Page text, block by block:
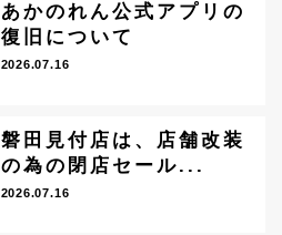
あかのれん公式アプリの
復旧について
2026.07.16
磐田見付店は、店舗改装
の為の閉店セール...
2026.07.16